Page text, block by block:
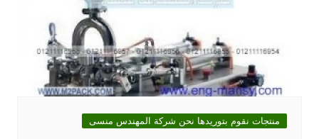
منتجات نقوم بتوريدها نحن شركة المهندس منسى